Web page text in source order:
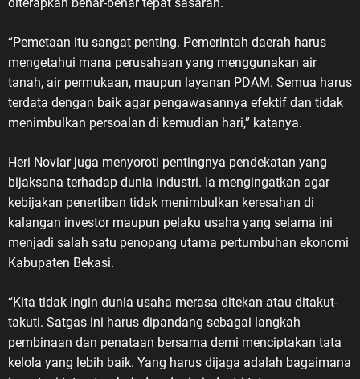
“Pemetaan itu sangat penting. Pemerintah daerah harus
mengetahui mana perusahaan yang menggunakan air
tanah, air permukaan, maupun layanan PDAM. Semua harus
terdata dengan baik agar pengawasannya efektif dan tidak
menimbulkan persoalan di kemudian hari,” katanya.
Heri Noviar juga menyoroti pentingnya pendekatan yang
bijaksana terhadap dunia industri. Ia mengingatkan agar
kebijakan penertiban tidak menimbulkan keresahan di
kalangan investor maupun pelaku usaha yang selama ini
menjadi salah satu penopang utama pertumbuhan ekonomi
Kabupaten Bekasi.
“Kita tidak ingin dunia usaha merasa ditekan atau ditakut-
takuti. Satgas ini harus dipandang sebagai langkah
pembinaan dan penataan bersama demi menciptakan tata
kelola yang lebih baik. Yang harus dijaga adalah bagaimana